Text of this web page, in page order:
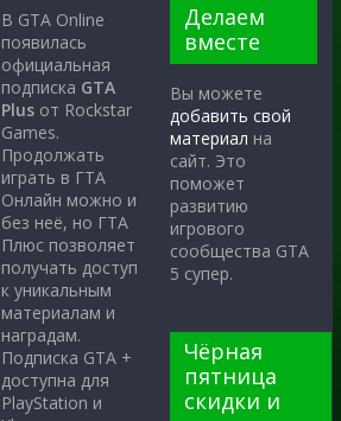
В GTA Online
появилась
официальная
подписка GTA
Plus от Rockstar
Games.
Продолжать
играть в ГТА
Онлайн можно и
без неё, но ГТА
Плюс позволяет
получать доступ
к уникальным
материалам и
наградам.
Подписка GTA +
доступна для
PlayStation и
Делаем
вместе
Вы можете
добавить свой
материал на
сайт. Это
поможет
развитию
игрового
сообщества GTA
5 супер.
Чёрная
пятница
скидки и